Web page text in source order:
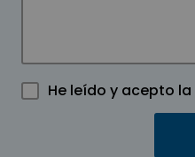
He leído y acepto la